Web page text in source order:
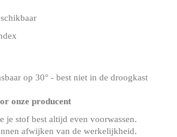
op 30° - best niet in de droogkast
onze producent
je stof best altijd even voorwassen.
afwijken van de werkelijkheid.